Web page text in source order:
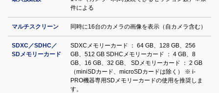
件による
マルチスクリーン 同時に16台のカメラの画像を表示（自カメラ含む）
SDXC／SDHC／
SDメモリーカード
SDXCメモリーカード ： 64 GB、128 GB、256
GB、512 GB SDHCメモリーカード ： 4 GB、8
GB、16 GB、32 GB、 SDメモリーカード ： 2 GB
（miniSDカード、microSDカードは除く） ※ i-
PRO機器専用SDメモリーカードの使用を推奨しま
す。